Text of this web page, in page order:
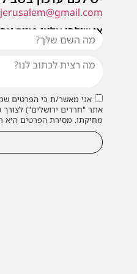
או שילחו אלינו פנייה
אני מאשר/ת כי הפרטים
אתר "חרדים ירושלים") לצורך
מחיקתו. מסירת הפרטים היא